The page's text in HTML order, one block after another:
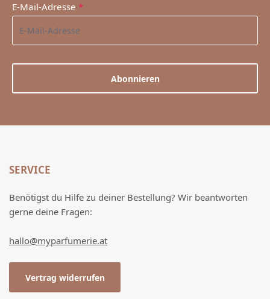
E-Mail-Adresse *
Abonnieren
SERVICE
Benötigst du Hilfe zu deiner Bestellung? Wir beantworten
gerne deine Fragen:
hallo@myparfumerie.at
Vertrag widerrufen